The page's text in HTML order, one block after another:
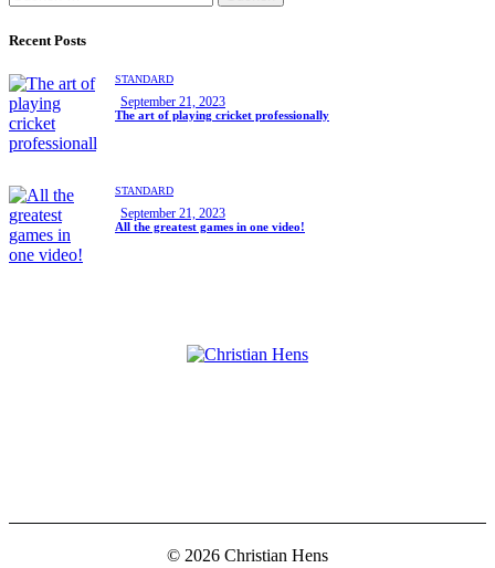
nach:
Recent Posts
STANDARD
September 21, 2023
The art of playing cricket professionally
STANDARD
September 21, 2023
All the greatest games in one video!
© 2026 Christian Hens